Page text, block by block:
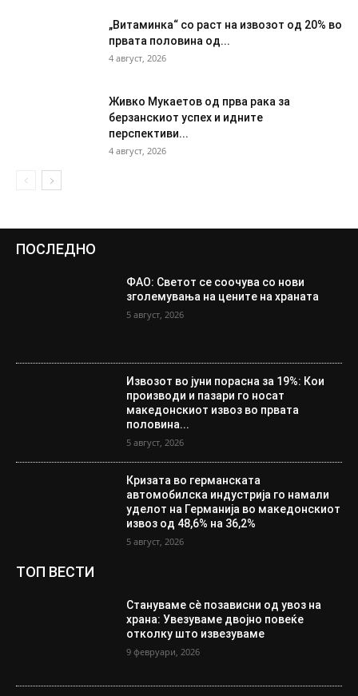
„Витаминка“ со раст на извозот од 20% во
првата половина од...
4 август, 2026
Живко Мукаетов од прва рака за
берзанскиот успех и идните
перспективи...
4 август, 2026
ПОСЛЕДНО
ФАО: Светот се соочува со нови
зголемувања на цените на храната
5 август, 2026
Извозот во јуни порасна за 19%: Кои
производи и пазари го носат
македонскиот извоз во првата
половина...
5 август, 2026
Кризата во германската
автомобилска индустрија го намали
уделот на Германија во македонскиот
извоз од 48,6% на 36,2%
5 август, 2026
ТОП ВЕСТИ
Стануваме сè позависни од увоз на
храна: Увезуваме двојно повеќе
отколку што извезуваме
9 февруари, 2026